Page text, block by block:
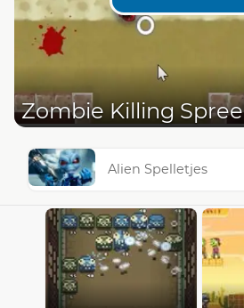
Zombie Killing Spree
Alien Spelletjes